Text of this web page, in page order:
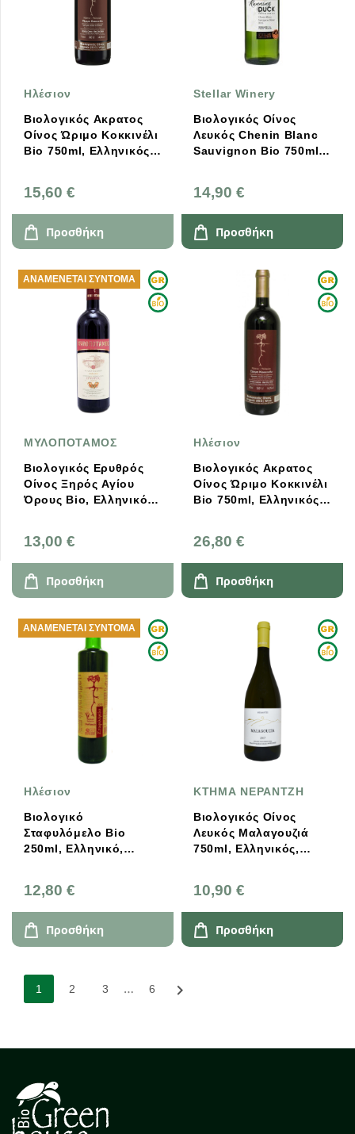
Ηλέσιον
Βιολογικός Ακρατος
Οίνος Ώριμο Κοκκινέλι
Bio 750ml, Ελληνικός,
15,60 €
Προσθήκη
Stellar Winery
Βιολογικός Οίνος
Λευκός Chenin Blanc
Sauvignon Bio 750ml
14,90 €
Προσθήκη
ΜΥΛΟΠΟΤΑΜΟΣ
Βιολογικός Ερυθρός
Οίνος Ξηρός Αγίου
Όρους Bio, Ελληνικός,
13,00 €
ΑΝΑΜΈΝΕΤΑΙ ΣΎΝΤΟΜΑ
Προσθήκη
Ηλέσιον
Βιολογικός Ακρατος
Οίνος Ώριμο Κοκκινέλι
Bio 750ml, Ελληνικός,
26,80 €
Προσθήκη
Ηλέσιον
Βιολογικό
Σταφυλόμελο Bio
250ml, Ελληνικό,
12,80 €
ΑΝΑΜΈΝΕΤΑΙ ΣΎΝΤΟΜΑ
Προσθήκη
ΚΤΗΜΑ ΝΕΡΑΝΤΖΗ
Βιολογικός Οίνος
Λευκός Μαλαγουζιά
750ml, Ελληνικός,
10,90 €
Προσθήκη
1 2 3 … 6 